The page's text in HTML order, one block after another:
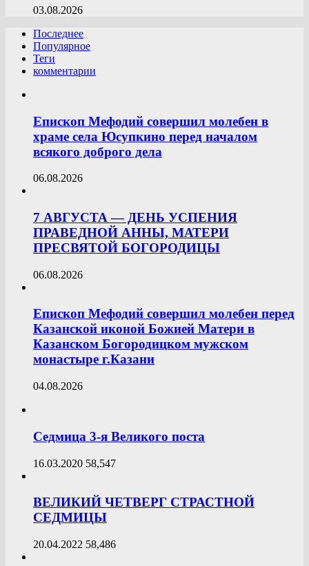
03.08.2026
Последнее
Популярное
Теги
комментарии
Епископ Мефодий совершил молебен в
храме села Юсупкино перед началом
всякого доброго дела
06.08.2026
7 АВГУСТА — ДЕНЬ УСПЕНИЯ
ПРАВЕДНОЙ АННЫ, МАТЕРИ
ПРЕСВЯТОЙ БОГОРОДИЦЫ
06.08.2026
Епископ Мефодий совершил молебен перед
Казанской иконой Божией Матери в
Казанском Богородицком мужском
монастыре г.Казани
04.08.2026
Седмица 3-я Великого поста
16.03.2020 58,547
ВЕЛИКИЙ ЧЕТВЕРГ СТРАСТНОЙ
СЕДМИЦЫ
20.04.2022 58,486